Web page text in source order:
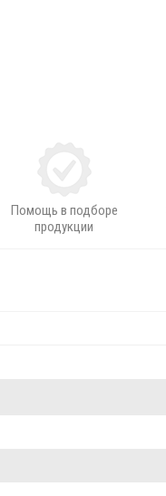
Помощь в подборе
продукции